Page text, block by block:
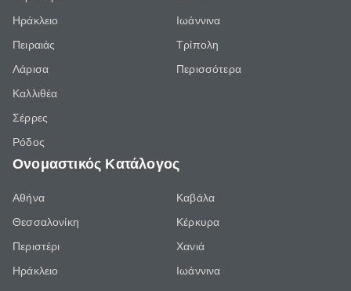
Ηράκλειο
Πειραιάς
Λάρισα
Καλλιθέα
Σέρρες
Ρόδος
Ιωάννινα
Τρίπολη
Περισσότερα
Ονομαστικός Κατάλογος
Αθήνα
Θεσσαλονίκη
Περιστέρι
Ηράκλειο
Καβάλα
Κέρκυρα
Χανιά
Ιωάννινα